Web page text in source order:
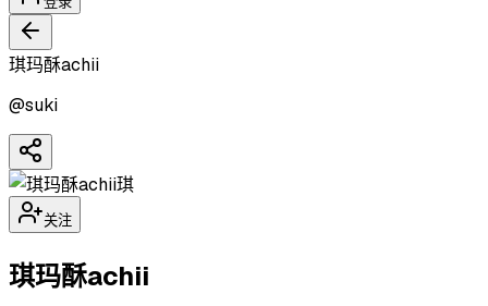
琪玛酥achii
@suki
琪
关注
琪玛酥achii